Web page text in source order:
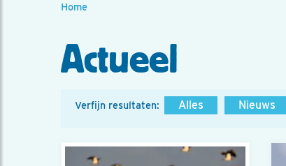
Home
Actueel
Verfijn resultaten: Alles Nieuws